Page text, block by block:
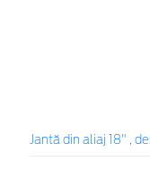
Jantă din aliaj 18" ,